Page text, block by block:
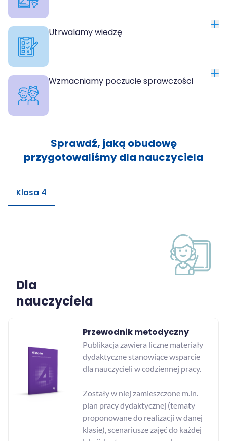
Utrwalamy wiedzę
Wzmacniamy poczucie sprawczości
Sprawdź, jaką obudowę
przygotowaliśmy dla nauczyciela
Klasa 4
Dla
nauczyciela
Przewodnik metodyczny
Publikacja zawiera liczne materiały
dydaktyczne stanowiące wsparcie
dla nauczycieli w codziennej pracy.
Zostały w niej zamieszczone m.in.
plan pracy dydaktycznej (tematy
proponowane do realizacji w danej
klasie), scenariusze zajęć do każdej